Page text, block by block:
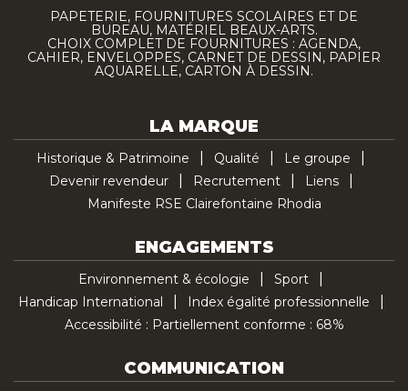
PAPETERIE, FOURNITURES SCOLAIRES ET DE
BUREAU, MATÉRIEL BEAUX-ARTS.
CHOIX COMPLET DE FOURNITURES : AGENDA,
CAHIER, ENVELOPPES, CARNET DE DESSIN, PAPIER
AQUARELLE, CARTON À DESSIN.
LA MARQUE
Historique & Patrimoine Qualité
Le groupe
Devenir revendeur
Recrutement
Liens
Manifeste RSE Clairefontaine Rhodia
ENGAGEMENTS
Environnement & écologie
Sport
Handicap International
Index égalité professionnelle
Accessibilité : Partiellement conforme : 68%
COMMUNICATION